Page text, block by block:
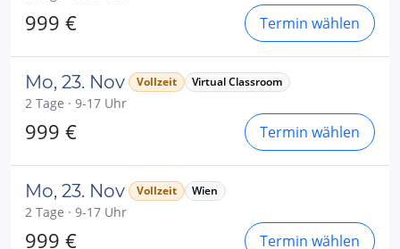
999 € Termin wählen
Mo, 23. Nov Vollzeit Virtual Classroom
2 Tage · 9-17 Uhr
999 € Termin wählen
Mo, 23. Nov Vollzeit Wien
2 Tage · 9-17 Uhr
999 € Termin wählen